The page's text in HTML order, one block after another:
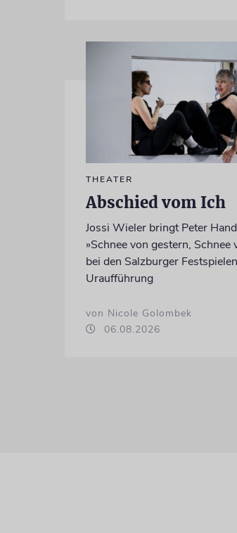
THEATER
Abschied vom Ich
Jossi Wieler bringt Peter
»Schnee von gestern, Schnee
bei den Salzburger
Uraufführung
von Nicole Golombek
06.08.2026